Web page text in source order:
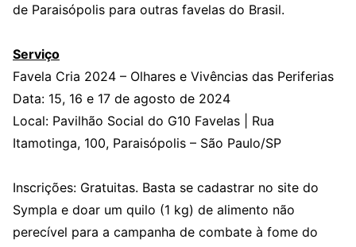
de Paraisópolis para outras favelas do Brasil.
Serviço
Favela Cria 2024 – Olhares e Vivências das Periferias
Data: 15, 16 e 17 de agosto de 2024
Local: Pavilhão Social do G10 Favelas | Rua
Itamotinga, 100, Paraisópolis – São Paulo/SP
Inscrições: Gratuitas. Basta se cadastrar no site do
Sympla e doar um quilo (1 kg) de alimento não
perecível para a campanha de combate à fome do